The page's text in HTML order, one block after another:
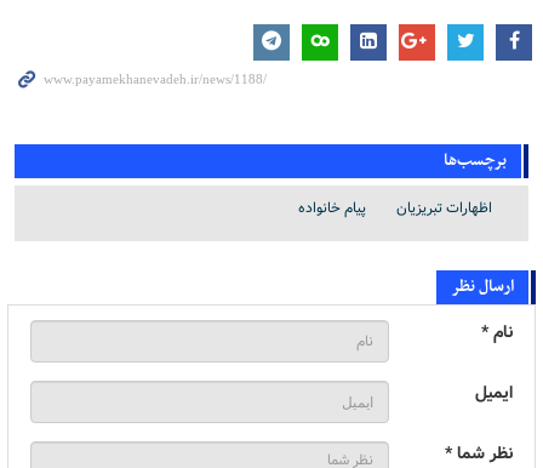
برچسب‌ها
اظهارات تبریزیان پیام خانواده
ارسال نظر
نام *
ایمیل
نظر شما *